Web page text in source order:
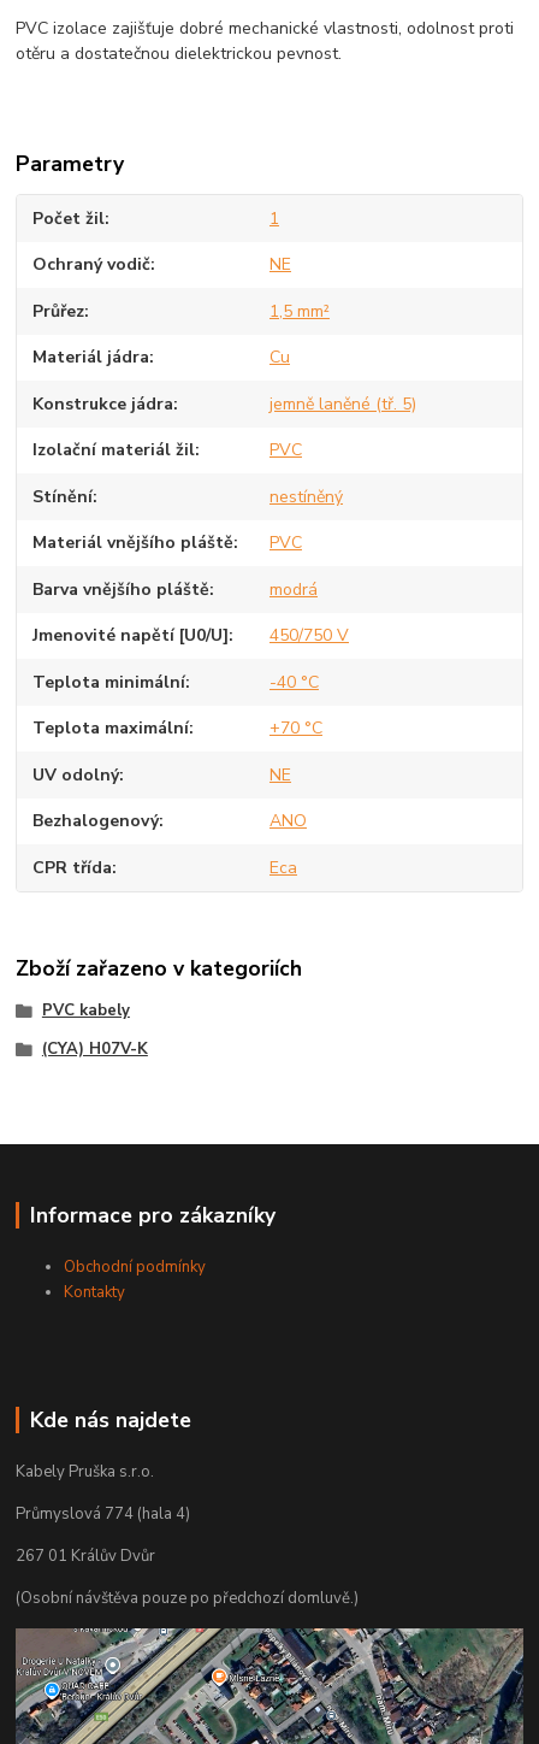
PVC izolace zajišťuje dobré mechanické vlastnosti, odolnost proti
otěru a dostatečnou dielektrickou pevnost.
Parametry
Počet žil 1
Ochraný vodič NE
Průřez 1,5 mm²
Materiál jádra Cu
Konstrukce jádra jemně laněné (tř. 5)
Izolační materiál žil PVC
Stínění nestíněný
Materiál vnějšího pláště PVC
Barva vnějšího pláště modrá
Jmenovité napětí [U0/U] 450/750 V
Teplota minimální -40 °C
Teplota maximální +70 °C
UV odolný NE
Bezhalogenový ANO
CPR třída Eca
Zboží zařazeno v kategoriích
PVC kabely
(CYA) H07V-K
Informace pro zákazníky
Obchodní podmínky
Kontakty
Kde nás najdete
Kabely Pruška s.r.o.
Průmyslová 774 (hala 4)
267 01 Králův Dvůr
(Osobní návštěva pouze po předchozí domluvě.)